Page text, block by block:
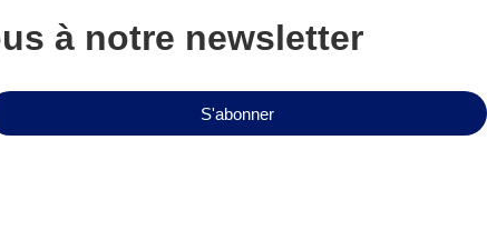
à notre newsletter
S'abonner